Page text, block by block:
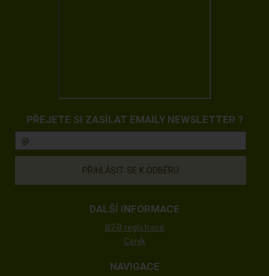
PŘEJETE SI ZASÍLAT EMAILY NEWSLETTER ?
DALŠÍ INFORMACE
B2B registrace
Ceník
NAVIGACE